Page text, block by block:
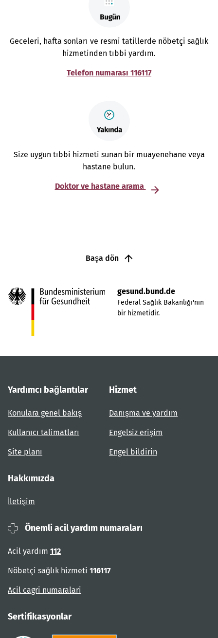
Geceleri, hafta sonları ve resmi tatillerde nöbetçi sağlık
hizmetinden tıbbi yardım.
Telefon numarası 116117
Size uygun tıbbi hizmeti sunan bir muayenehane veya
hastane bulun.
Doktor ve hastane arama
Başa dön
gesund.bund.de
Federal Sağlık Bakanlığı'nın
bir hizmetidir.
Yardımcı bağlantılar
Konulara genel bakış
Kullanıcı talimatları
Site planı
Hizmet
Danışma ve yardım
Engelsiz erişim
Engel bildirin
Hakkımızda
İletişim
Önemli acil yardım numaraları
Acil yardım 112
Nöbetçi sağlık hizmeti 116117
Acil cagri numaralari
Sertifikasyonlar